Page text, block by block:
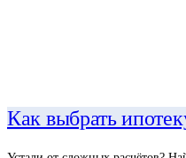
Как выбрать